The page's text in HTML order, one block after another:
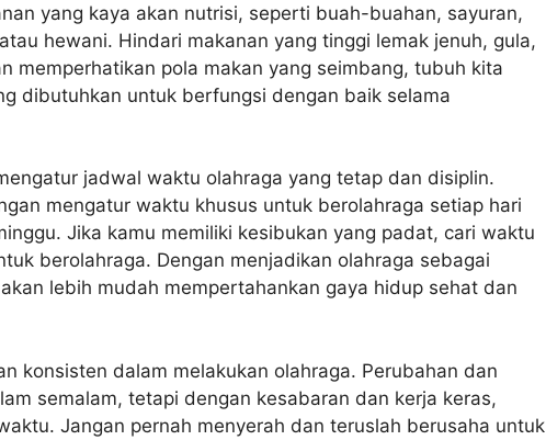
yang kaya akan nutrisi, seperti buah-buahan, sayuran,
hewani. Hindari makanan yang tinggi lemak jenuh, gula,
memperhatikan pola makan yang seimbang, tubuh kita
dibutuhkan untuk berfungsi dengan baik selama
jadwal waktu olahraga yang tetap dan disiplin.
mengatur waktu khusus untuk berolahraga setiap hari
Jika kamu memiliki kesibukan yang padat, cari waktu
berolahraga. Dengan menjadikan olahraga sebagai
lebih mudah mempertahankan gaya hidup sehat dan
konsisten dalam melakukan olahraga. Perubahan dan
semalam, tetapi dengan kesabaran dan kerja keras,
Jangan pernah menyerah dan teruslah berusaha untuk